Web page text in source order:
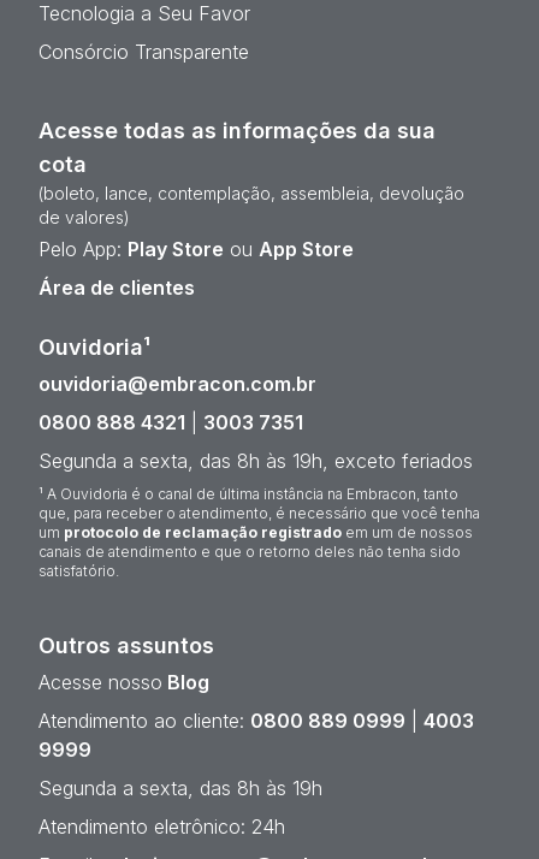
Tecnologia a Seu Favor
Consórcio Transparente
Acesse todas as informações da sua
cota
(boleto, lance, contemplação, assembleia, devolução
de valores)
Pelo App: Play Store ou App Store
Área de clientes
Ouvidoria¹
ouvidoria@embracon.com.br
0800 888 4321
3003 7351
Segunda a sexta, das 8h às 19h, exceto feriados
¹ A Ouvidoria é o canal de última instância na Embracon, tanto
que, para receber o atendimento, é necessário que você tenha
um protocolo de reclamação registrado em um de nossos
canais de atendimento e que o retorno deles não tenha sido
satisfatório.
Outros assuntos
Acesse nosso Blog
Atendimento ao cliente: 0800 889 0999
4003
9999
Segunda a sexta, das 8h às 19h
Atendimento eletrônico: 24h